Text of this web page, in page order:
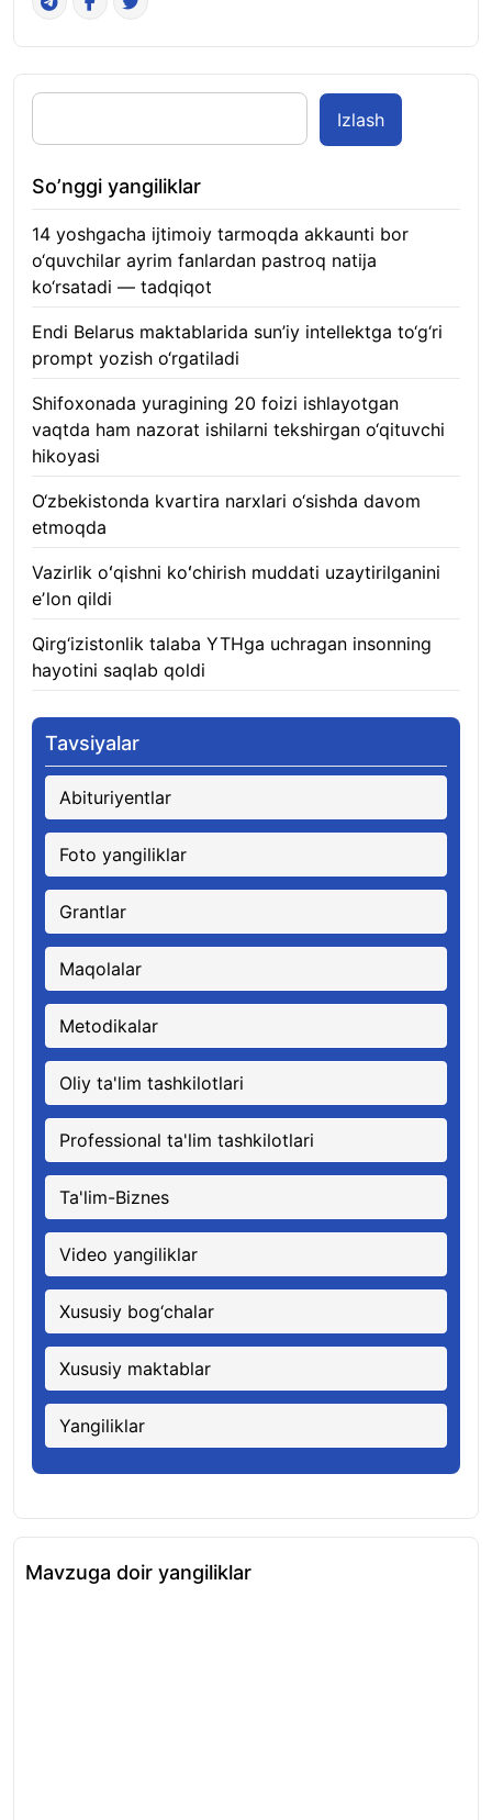
Izlash
So’nggi yangiliklar
14 yoshgacha ijtimoiy tarmoqda akkaunti bor
o‘quvchilar ayrim fanlardan pastroq natija
ko‘rsatadi — tadqiqot
Endi Belarus maktablarida sun’iy intellektga to‘g‘ri
prompt yozish o‘rgatiladi
Shifoxonada yuragining 20 foizi ishlayotgan
vaqtda ham nazorat ishilarni tekshirgan o‘qituvchi
hikoyasi
O‘zbekistonda kvartira narxlari o‘sishda davom
etmoqda
Vazirlik oʻqishni koʻchirish muddati uzaytirilganini
eʼlon qildi
Qirg‘izistonlik talaba YTHga uchragan insonning
hayotini saqlab qoldi
Tavsiyalar
Abituriyentlar
Foto yangiliklar
Grantlar
Maqolalar
Metodikalar
Oliy ta'lim tashkilotlari
Professional ta'lim tashkilotlari
Ta'lim-Biznes
Video yangiliklar
Xususiy bog‘chalar
Xususiy maktablar
Yangiliklar
Mavzuga doir yangiliklar